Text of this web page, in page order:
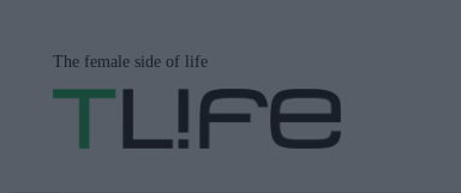
περιεχόμενο
The female side of life